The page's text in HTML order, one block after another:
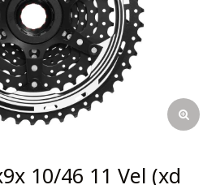
10/46 11 Vel (xd